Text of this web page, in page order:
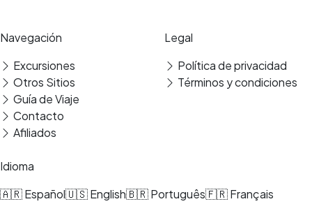
Navegación
Excursiones
Otros Sitios
Guía de Viaje
Contacto
Afiliados
Legal
Política de privacidad
Términos y condiciones
Idioma
🇦🇷 Español🇺🇸 English🇧🇷 Português🇫🇷 Français